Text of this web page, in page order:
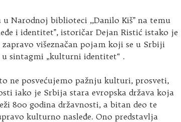
u Narodnoj biblioteci ,,Danilo Kišˮ na temu
i identitetˮ, istoričar Dejan Ristić istako je
višeznačan pojam koji se u Srbiji
sintagmi „kulturni identitet“ .
ne posvećujemo pažnju kulturi, prosveti,
iako je Srbija stara evropska država koja
800 godina državnosti, a bitan deo te
kulturno nasleđe. Ono predstavlja